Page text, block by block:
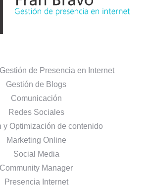
de Presencia en Internet
Gestión de Blogs
Comunicación
Redes Sociales
y Optimización de contenido
Marketing Online
Social Media
Community Manager
Presencia Internet